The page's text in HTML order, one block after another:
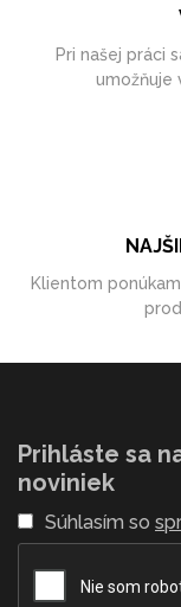
Pri našej práci
umožňuje
Klientom
Prihláste sa
noviniek
Súhlasím so